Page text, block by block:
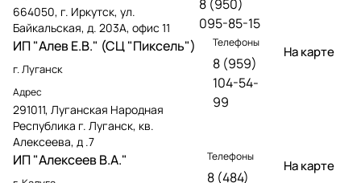
664050, г. Иркутск, ул.
Байкальская, д. 203А, офис 11
8 (950)
095-85-15
ИП "Алев Е.В." (СЦ "Пиксель")
г. Луганск
Адрес
291011, Луганская Народная
Республика г. Луганск, кв.
Алексеева, д .7
Телефоны
8 (959)
104-54-
99
На карте
ИП "Алексеев В.А." Телефоны
8 (484)
На карте